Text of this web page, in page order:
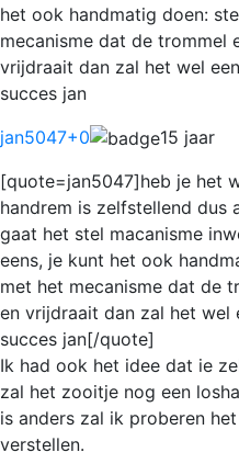
het ook handmatig doen:
mecanisme dat de trommel
vrijdraait dan zal het wel
succes jan
jan5047+0
15 jaar
[quote=jan5047]heb je het
handrem is zelfstellend dus
gaat het stel macanisme
eens, je kunt het ook
met het mecanisme dat de
en vrijdraait dan zal het wel
succes jan[/quote]
Ik had ook het idee dat ie
zal het zooitje nog een
is anders zal ik proberen
verstellen.